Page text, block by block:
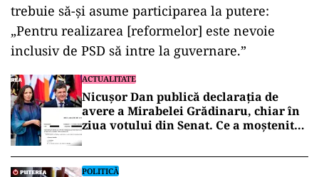
trebuie să-şi asume participarea la putere:
„Pentru realizarea [reformelor] este nevoie
inclusiv de PSD să intre la guvernare.”
ACTUALITATE
Nicușor Dan publică declarația de
avere a Mirabelei Grădinaru, chiar în
ziua votului din Senat. Ce a moștenit
POLITICĂ